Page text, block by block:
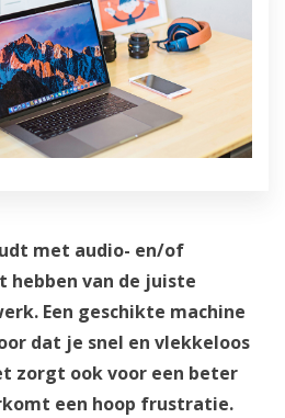
met audio- en/of
hebben van de juiste
Een geschikte machine
dat je snel en vlekkeloos
zorgt ook voor een beter
een hoop frustratie.